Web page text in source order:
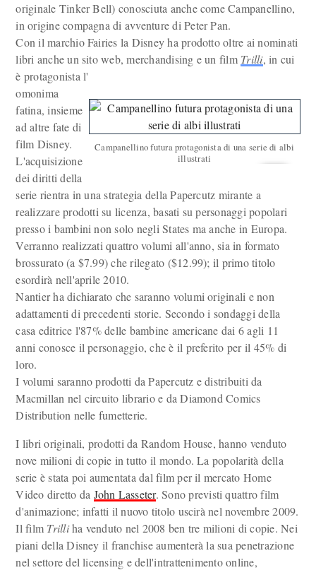
originale Tinker Bell) conosciuta anche come Campanellino,
in origine compagna di avventure di Peter Pan.
Con il marchio Fairies la Disney ha prodotto oltre ai nominati
libri anche un sito web, merchandising e un film Trilli, in cui
è protagonista l'
Campanellino futura protagonista di una serie di albi
illustrati
omonima
fatina, insieme
ad altre fate di
film Disney.
L'acquisizione
dei diritti della
serie rientra in una strategia della Papercutz mirante a
realizzare prodotti su licenza, basati su personaggi popolari
presso i bambini non solo negli States ma anche in Europa.
Verranno realizzati quattro volumi all'anno, sia in formato
brossurato (a $7.99) che rilegato ($12.99); il primo titolo
esordirà nell'aprile 2010.
Nantier ha dichiarato che saranno volumi originali e non
adattamenti di precedenti storie. Secondo i sondaggi della
casa editrice l'87% delle bambine americane dai 6 agli 11
anni conosce il personaggio, che è il preferito per il 45% di
loro.
I volumi saranno prodotti da Papercutz e distribuiti da
Macmillan nel circuito librario e da Diamond Comics
Distribution nelle fumetterie.
I libri originali, prodotti da Random House, hanno venduto
nove milioni di copie in tutto il mondo. La popolarità della
serie è stata poi aumentata dal film per il mercato Home
Video diretto da John Lasseter. Sono previsti quattro film
d'animazione; infatti il nuovo titolo uscirà nel novembre 2009.
Il film Trilliha venduto nel 2008 ben tre milioni di copie. Nei
piani della Disney il franchise aumenterà la sua penetrazione
nel settore del licensing e dell'intrattenimento online,